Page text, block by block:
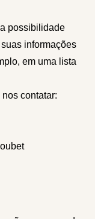
possibilidade
informações
em uma lista
contatar: